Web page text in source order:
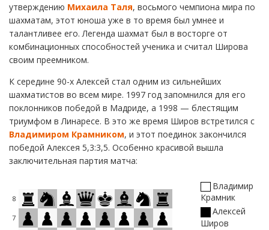
утверждению Михаила Таля, восьмого чемпиона мира по
шахматам, этот юноша уже в то время был умнее и
талантливее его. Легенда шахмат был в восторге от
комбинационных способностей ученика и считал Широва
своим преемником.
К середине 90-х Алексей стал одним из сильнейших
шахматистов во всем мире. 1997 год запомнился для его
поклонников победой в Мадриде, а 1998 — блестящим
триумфом в Линаресе. В это же время Широв встретился с
Владимиром Крамником, и этот поединок закончился
победой Алексея 5,3:3,5. Особенно красивой вышла
заключительная партия матча:
8
7
Владимир
Крамник
Алексей
Широв